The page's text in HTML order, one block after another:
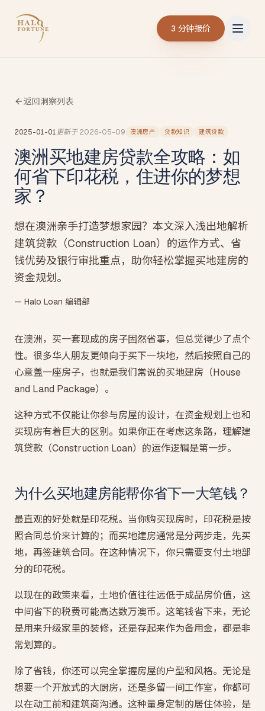
3 分钟报价
返回洞察列表
2025-01-01更新于 2026-05-09 澳洲房产 贷款知识 建筑贷款
澳洲买地建房贷款全攻略：如
何省下印花税，住进你的梦想
家？
想在澳洲亲手打造梦想家园？本文深入浅出地解析
建筑贷款（Construction Loan）的运作方式、省
钱优势及银行审批重点，助你轻松掌握买地建房的
资金规划。
— Halo Loan 编辑部
在澳洲，买一套现成的房子固然省事，但总觉得少了点个
性。很多华人朋友更倾向于买下一块地，然后按照自己的
心意盖一座房子，也就是我们常说的买地建房（House
and Land Package）。
这种方式不仅能让你参与房屋的设计，在资金规划上也和
买现房有着巨大的区别。如果你正在考虑这条路，理解建
筑贷款（Construction Loan）的运作逻辑是第一步。
为什么买地建房能帮你省下一大笔钱？
最直观的好处就是印花税。当你购买现房时，印花税是按
照合同总价来计算的；而买地建房通常是分两步走，先买
地，再签建筑合同。在这种情况下，你只需要支付土地部
分的印花税。
以现在的政策来看，土地价值往往远低于成品房价值，这
中间省下的税费可能高达数万澳币。这笔钱省下来，无论
是用来升级家里的装修，还是存起来作为备用金，都是非
常划算的。
除了省钱，你还可以完全掌握房屋的户型和风格。无论是
想要一个开放式的大厨房，还是多留一间工作室，你都可
以在动工前和建筑商沟通。这种量身定制的居住体验，是